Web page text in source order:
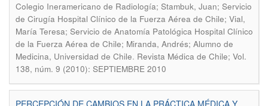
Colegio Ineramericano de Radiología; Stambuk, Juan; Servicio
de Cirugía Hospital Clínico de la Fuerza Aérea de Chile; Vial,
María Teresa; Servicio de Anatomía Patológica Hospital Clínico
de la Fuerza Aérea de Chile; Miranda, Andrés; Alumno de
Medicina, Universidad de Chile. Revista Médica de Chile; Vol.
138, núm. 9 (2010): SEPTIEMBRE 2010
PERCEPCIÓN DE CAMBIOS EN LA PRÁCTICA MÉDICA Y